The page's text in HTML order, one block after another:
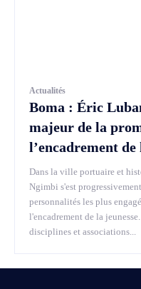
Actualités
Boma : Éric
majeur de la
l’encadrement de
Dans la ville portuaire et
Ngimbi s'est
personnalités les plus
l'encadrement de la
disciplines et associations...